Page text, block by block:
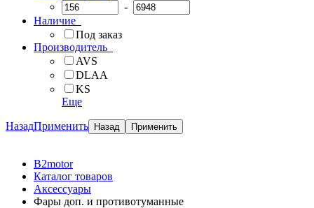
-
Наличие
Под заказ
Производитель
AVS
DLAA
KS
Еще
НазадПрименить
B2motor
Каталог товаров
Аксессуары
Фары доп. и противотуманные